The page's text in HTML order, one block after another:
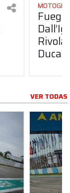
MOTOGP
Ducati
VER TODAS